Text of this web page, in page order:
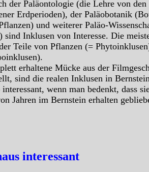
der Paläontologie (die Lehre von den
Erdperioden), der Paläobotanik
und weiterer Paläo-
Inklusen von Interesse. Die
Teile von Pflanzen (=
erhaltene Mücke aus der
sind die realen Inklusen in
wenn man bedenkt, dass
Jahren im Bernstein erhalten
interessant